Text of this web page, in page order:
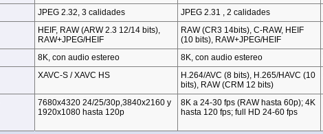
JPEG 2.32, 3 calidades JPEG 2.31 , 2 calidades
HEIF, RAW (ARW 2.3 12/14 bits),
RAW+JPEG/HEIF
RAW (CR3 14bits), C-RAW, HEIF
(10 bits), RAW+JPEG/HEIF
8K, con audio estereo 8K, con audio estereo
XAVC-S / XAVC HS
H.264/AVC (8 bits), H.265/HAVC (10
bits), RAW (CRM 12 bits)
7680x4320 24/25/30p,3840x2160 y
1920x1080 hasta 120p
8K a 24-30 fps (RAW hasta 60p); 4K
hasta 120 fps; full HD 24-60 fps